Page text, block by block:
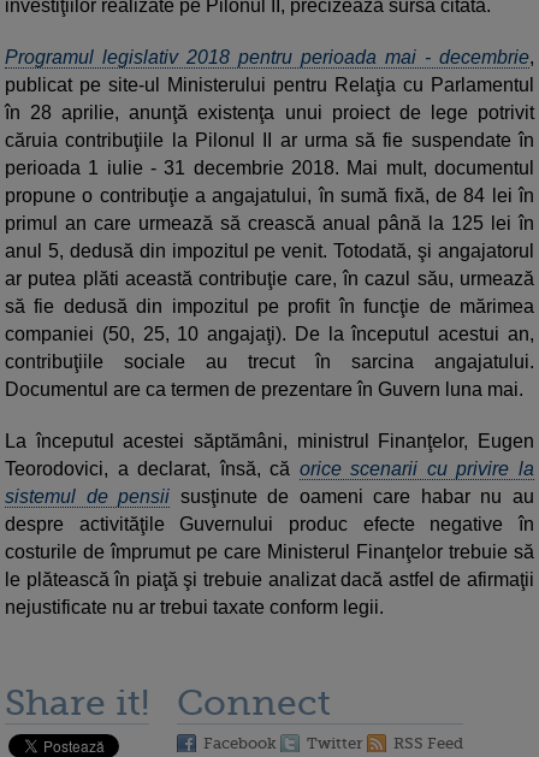
investiţiilor realizate pe Pilonul II, precizează sursa citată.
Programul legislativ 2018 pentru perioada mai - decembrie,
publicat pe site-ul Ministerului pentru Relaţia cu Parlamentul
în 28 aprilie, anunţă existenţa unui proiect de lege potrivit
căruia contribuţiile la Pilonul II ar urma să fie suspendate în
perioada 1 iulie - 31 decembrie 2018. Mai mult, documentul
propune o contribuţie a angajatului, în sumă fixă, de 84 lei în
primul an care urmează să crească anual până la 125 lei în
anul 5, dedusă din impozitul pe venit. Totodată, şi angajatorul
ar putea plăti această contribuţie care, în cazul său, urmează
să fie dedusă din impozitul pe profit în funcţie de mărimea
companiei (50, 25, 10 angajaţi). De la începutul acestui an,
contribuţiile sociale au trecut în sarcina angajatului.
Documentul are ca termen de prezentare în Guvern luna mai.
La începutul acestei săptămâni, ministrul Finanţelor, Eugen
Teorodovici, a declarat, însă, că orice scenarii cu privire la
sistemul de pensii susţinute de oameni care habar nu au
despre activităţile Guvernului produc efecte negative în
costurile de împrumut pe care Ministerul Finanţelor trebuie să
le plătească în piaţă şi trebuie analizat dacă astfel de afirmaţii
nejustificate nu ar trebui taxate conform legii.
Share it! Connect
Facebook Twitter RSS Feed